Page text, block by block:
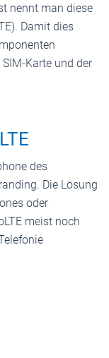
nennt man diese
Damit dies
Karte und der
des
Die Lösung
oder
meist noch